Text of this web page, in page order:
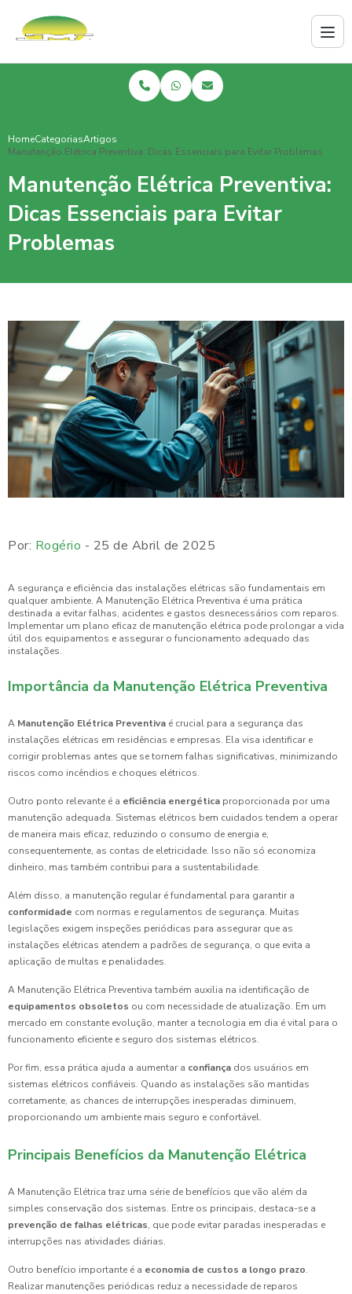
HomeCategoriasArtigos
Manutenção Elétrica Preventiva: Dicas Essenciais para Evitar Problemas
Manutenção Elétrica Preventiva:
Dicas Essenciais para Evitar
Problemas
Por: Rogério - 25 de Abril de 2025
A segurança e eficiência das instalações elétricas são fundamentais em
qualquer ambiente. A Manutenção Elétrica Preventiva é uma prática
destinada a evitar falhas, acidentes e gastos desnecessários com reparos.
Implementar um plano eficaz de manutenção elétrica pode prolongar a vida
útil dos equipamentos e assegurar o funcionamento adequado das
instalações.
Importância da Manutenção Elétrica Preventiva
A Manutenção Elétrica Preventiva é crucial para a segurança das
instalações elétricas em residências e empresas. Ela visa identificar e
corrigir problemas antes que se tornem falhas significativas, minimizando
riscos como incêndios e choques elétricos.
Outro ponto relevante é a eficiência energética proporcionada por uma
manutenção adequada. Sistemas elétricos bem cuidados tendem a operar
de maneira mais eficaz, reduzindo o consumo de energia e,
consequentemente, as contas de eletricidade. Isso não só economiza
dinheiro, mas também contribui para a sustentabilidade.
Além disso, a manutenção regular é fundamental para garantir a
conformidade com normas e regulamentos de segurança. Muitas
legislações exigem inspeções periódicas para assegurar que as
instalações elétricas atendem a padrões de segurança, o que evita a
aplicação de multas e penalidades.
A Manutenção Elétrica Preventiva também auxilia na identificação de
equipamentos obsoletos ou com necessidade de atualização. Em um
mercado em constante evolução, manter a tecnologia em dia é vital para o
funcionamento eficiente e seguro dos sistemas elétricos.
Por fim, essa prática ajuda a aumentar a confiança dos usuários em
sistemas elétricos confiáveis. Quando as instalações são mantidas
corretamente, as chances de interrupções inesperadas diminuem,
proporcionando um ambiente mais seguro e confortável.
Principais Benefícios da Manutenção Elétrica
A Manutenção Elétrica traz uma série de benefícios que vão além da
simples conservação dos sistemas. Entre os principais, destaca-se a
prevenção de falhas elétricas, que pode evitar paradas inesperadas e
interrupções nas atividades diárias.
Outro benefício importante é a economia de custos a longo prazo.
Realizar manutenções periódicas reduz a necessidade de reparos